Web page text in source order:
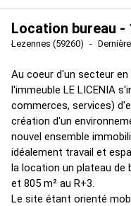
Location bureau -
Lezennes (59260)
Au coeur d'un secteur
l'immeuble LE LICENIA
commerces, services)
création d'un
nouvel ensemble
idéalement travail et
la location un plateau de
et 805 m² au R+3.
Le site étant orienté